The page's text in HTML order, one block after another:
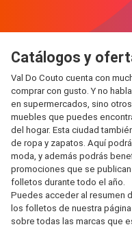
Catálogos y
Val Do Couto cuenta con
comprar con gusto. Y no
en supermercados, sino
muebles que puedes
del hogar. Esta ciudad
de ropa y zapatos. Aquí
moda, y además podrás
promociones que se
folletos durante todo el año.
Puedes acceder al resumen
los folletos de nuestra
sobre todas las marcas que